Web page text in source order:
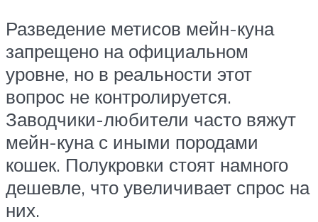
Разведение метисов мейн-куна
запрещено на официальном
уровне, но в реальности этот
вопрос не контролируется.
Заводчики-любители часто вяжут
мейн-куна с иными породами
кошек. Полукровки стоят намного
дешевле, что увеличивает спрос на
них.